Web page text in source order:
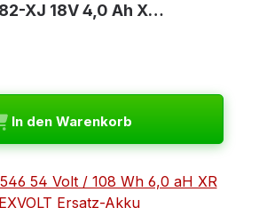
XJ 18V 4,0 Ah X…
In den Warenkorb